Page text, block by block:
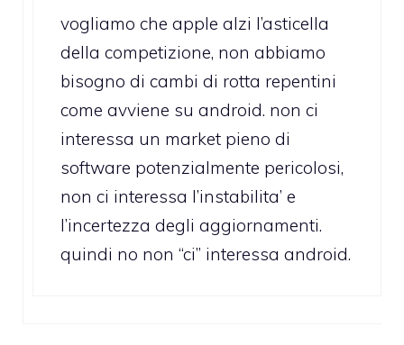
vogliamo che apple alzi l’asticella
della competizione, non abbiamo
bisogno di cambi di rotta repentini
come avviene su android. non ci
interessa un market pieno di
software potenzialmente pericolosi,
non ci interessa l’instabilita’ e
l’incertezza degli aggiornamenti.
quindi no non “ci” interessa android.